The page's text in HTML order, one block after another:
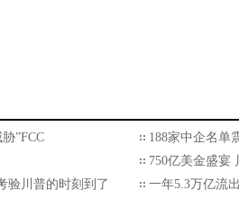
”FCC
188家中企名单
750亿美金盛宴
验川普的时刻到了
一年5.3万亿流